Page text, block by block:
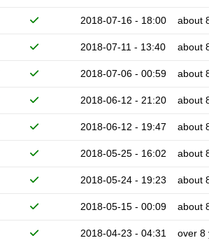
2018-07-16 - 18:00 about
2018-07-11 - 13:40 about
2018-07-06 - 00:59 about
2018-06-12 - 21:20 about
2018-06-12 - 19:47 about
2018-05-25 - 16:02 about
2018-05-24 - 19:23 about
2018-05-15 - 00:09 about
2018-04-23 - 04:31 over 8